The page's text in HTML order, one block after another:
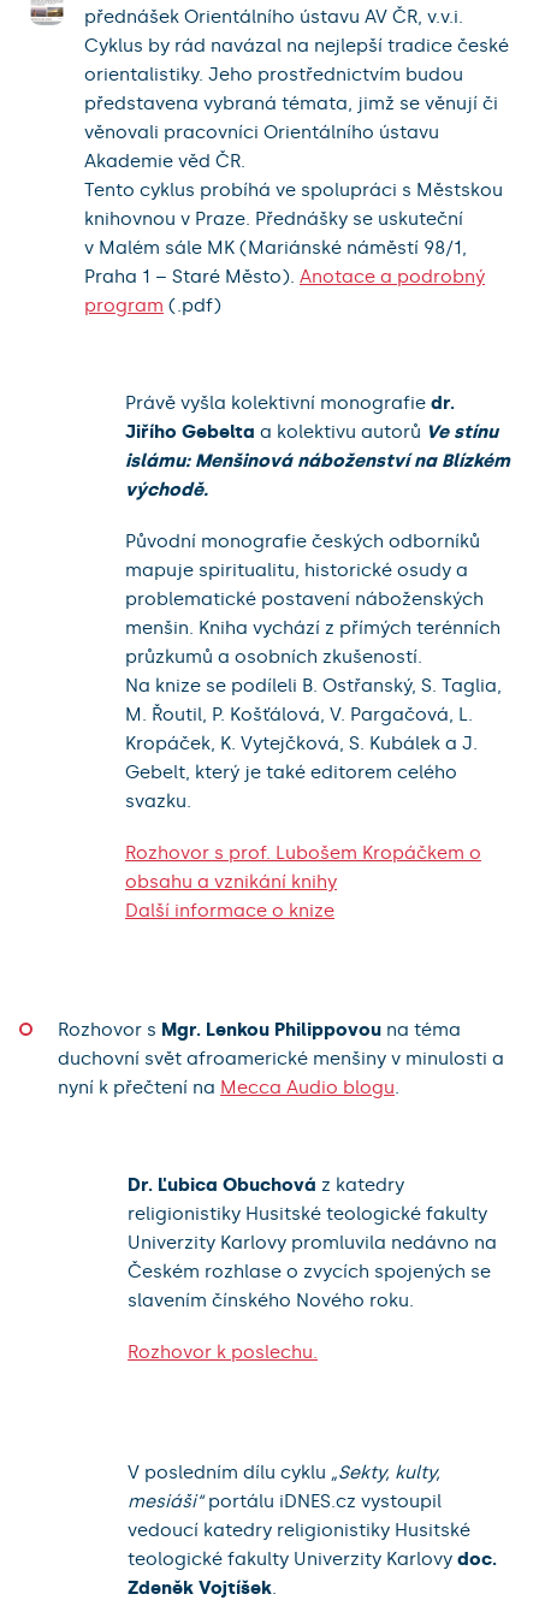
přednášek Orientálního ústavu AV ČR, v.v.i.
Cyklus by rád navázal na nejlepší tradice české
orientalistiky. Jeho prostřednictvím budou
představena vybraná témata, jimž se věnují či
věnovali pracovníci Orientálního ústavu
Akademie věd ČR.
Tento cyklus probíhá ve spolupráci s Městskou
knihovnou v Praze. Přednášky se uskuteční
v Malém sále MK (Mariánské náměstí 98/1,
Praha 1 – Staré Město). Anotace a podrobný
program (.pdf)
Právě vyšla kolektivní monografie dr.
Jiřího Gebelta a kolektivu autorů Ve stínu
islámu: Menšinová náboženství na Blízkém
východě.
Původní monografie českých odborníků
mapuje spiritualitu, historické osudy a
problematické postavení náboženských
menšin. Kniha vychází z přímých terénních
průzkumů a osobních zkušeností.
Na knize se podíleli B. Ostřanský, S. Taglia,
M. Řoutil, P. Košťálová, V. Pargačová, L.
Kropáček, K. Vytejčková, S. Kubálek a J.
Gebelt, který je také editorem celého
svazku.
Rozhovor s prof. Lubošem Kropáčkem o
obsahu a vznikání knihy
Další informace o knize
Rozhovor s Mgr. Lenkou Philippovou na téma
duchovní svět afroamerické menšiny v minulosti a
nyní k přečtení na Mecca Audio blogu.
Dr. Ľubica Obuchová z katedry
religionistiky Husitské teologické fakulty
Univerzity Karlovy promluvila nedávno na
Českém rozhlase o zvycích spojených se
slavením čínského Nového roku.
Rozhovor k poslechu.
V posledním dílu cyklu „Sekty, kulty,
mesiáši“portálu iDNES.cz vystoupil
vedoucí katedry religionistiky Husitské
teologické fakulty Univerzity Karlovy doc.
Zdeněk Vojtíšek.